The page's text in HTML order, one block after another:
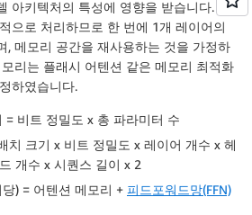
아키텍처의 특성에 영향을 받습니다. 추
으로 처리하므로 한 번에 1개 레이어의
, 메모리 공간을 재사용하는 것을 가정하
리는 플래시 어텐션 같은 메모리 최적화
하였습니다.
= 비트 정밀도 x 총 파라미터 수
치 크기 x 비트 정밀도 x 레이어 개수 x 헤
개수 x 시퀀스 길이 x 2
) = 어텐션 메모리 + 피드포워드망(FFN)